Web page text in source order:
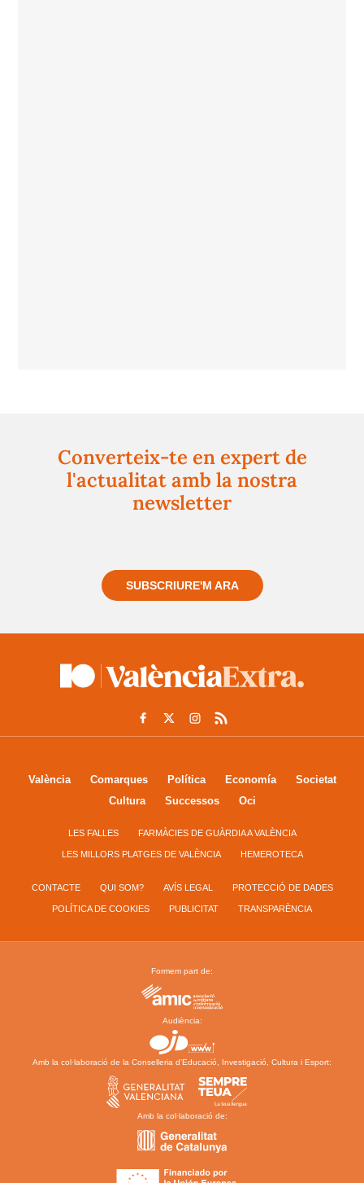
Converteix-te en expert de
l'actualitat amb la nostra
newsletter
SUBSCRIURE'M ARA
València Comarques Política Economía
Societat
Cultura
Successos Oci
LES FALLES FARMÀCIES DE GUÀRDIA A VALÈNCIA
LES MILLORS PLATGES DE VALÈNCIA HEMEROTECA
CONTACTE QUI SOM? AVÍS LEGAL PROTECCIÓ DE DADES
POLÍTICA DE COOKIES PUBLICITAT TRANSPARÈNCIA
Formem part de:
Audiència:
Amb la col·laboració de la Conselleria d’Educació, Investigació, Cultura i Esport:
Amb la col·laboració de: